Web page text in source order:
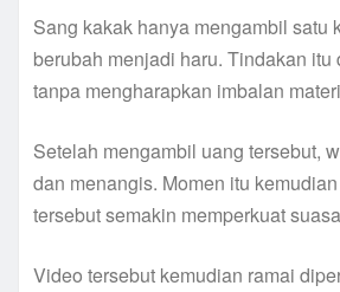
Sang kakak hanya mengambil
berubah menjadi haru. Tindakan
tanpa mengharapkan imbalan
Setelah mengambil uang tersebut,
dan menangis. Momen itu
tersebut semakin memperkuat
Video tersebut kemudian ramai